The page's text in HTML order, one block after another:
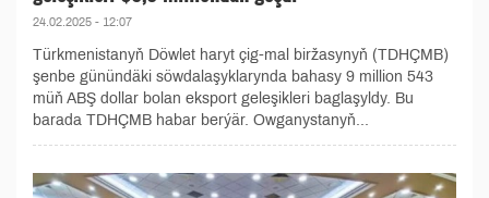
24.02.2025 - 12:07
Türkmenistanyň Döwlet haryt çig-mal biržasynyň (TDHÇMB)
şenbe günündäki söwdalaşyklarynda bahasy 9 million 543
müň ABŞ dollar bolan eksport geleşikleri baglaşyldy. Bu
barada TDHÇMB habar berýär. Owganystanyň...